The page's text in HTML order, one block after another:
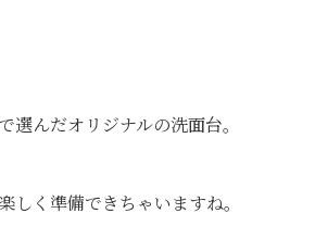
んだオリジナルの洗面台。
く準備できちゃいますね。